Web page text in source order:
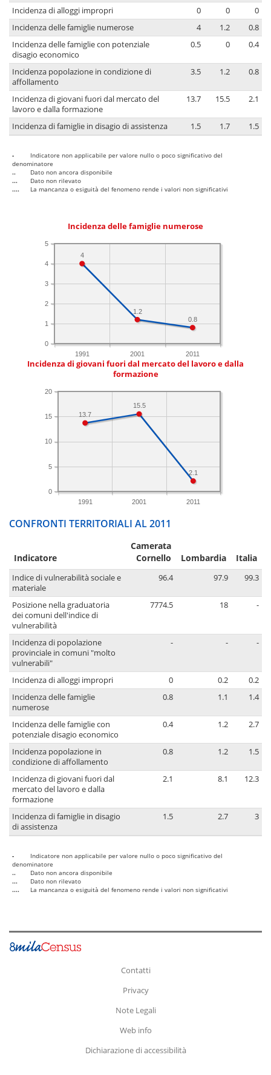
Incidenza di alloggi impropri 0 0
0
Incidenza delle famiglie numerose
4 1.2
0.8
Incidenza delle famiglie con potenziale
disagio economico
0.5 0 0.4
Incidenza popolazione in condizione di
affollamento
3.5 1.2 0.8
Incidenza di giovani fuori dal mercato del
lavoro e dalla formazione
13.7 15.5 2.1
Incidenza di famiglie in disagio di assistenza 1.5 1.7 1.5
-
Indicatore non applicabile per valore nullo o poco significativo del
denominatore
..
Dato non ancora disponibile
...
Dato non rilevato
....
La mancanza o esiguità del fenomeno rende i valori non significativi
Incidenza delle famiglie numerose
1991 2001 2011
0
1
2
3
4
5
0.8
1.2
4
Incidenza di giovani fuori dal mercato del lavoro e dalla
formazione
1991 2001 2011
0
5
10
15
20
2.1
15.5
13.7
CONFRONTI TERRITORIALI AL 2011
Indicatore
Camerata
Cornello
Lombardia Italia
Indice di vulnerabilità sociale e
materiale
96.4 97.9 99.3
Posizione nella graduatoria
dei comuni dell'indice di
vulnerabilità
7774.5 18 -
Incidenza di popolazione
provinciale in comuni "molto
vulnerabili"
- - -
Incidenza di alloggi impropri 0 0.2
0.2
Incidenza delle famiglie
numerose
0.8 1.1 1.4
Incidenza delle famiglie con
potenziale disagio economico
0.4 1.2 2.7
Incidenza popolazione in
condizione di affollamento
0.8 1.2 1.5
Incidenza di giovani fuori dal
mercato del lavoro e dalla
formazione
2.1 8.1 12.3
Incidenza di famiglie in disagio
di assistenza
1.5 2.7 3
-
Indicatore non applicabile per valore nullo o poco significativo del
denominatore
..
Dato non ancora disponibile
...
Dato non rilevato
....
La mancanza o esiguità del fenomeno rende i valori non significativi
Contatti
Privacy
Note Legali
Web info
Dichiarazione di accessibilità